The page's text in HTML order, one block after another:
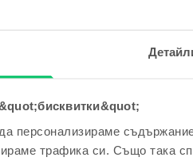
персонализираме
трафика си. Също така